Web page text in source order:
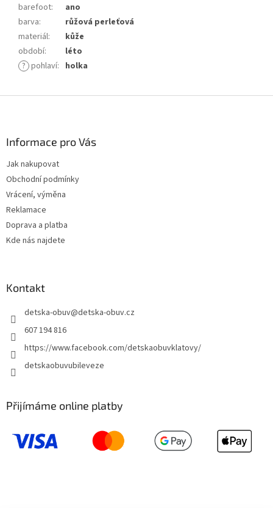
barefoot:
ano
barva:
růžová perleťová
materiál:
kůže
období:
léto
? pohlaví: holka
Informace pro Vás
Jak nakupovat
Obchodní podmínky
Vrácení, výměna
Reklamace
Doprava a platba
Kde nás najdete
Kontakt
detska-obuv@detska-obuv.cz
607 194 816
https://www.facebook.com/detskaobuvklatovy/
detskaobuvubileveze
Přijímáme online platby